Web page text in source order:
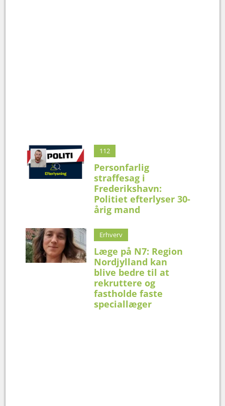
112
Personfarlig
straffesag i
Frederikshavn:
Politiet efterlyser 30-
årig mand
Erhverv
Læge på N7: Region
Nordjylland kan
blive bedre til at
rekruttere og
fastholde faste
speciallæger